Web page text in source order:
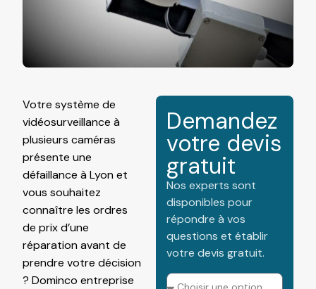
Votre système de
vidéosurveillance à
plusieurs caméras
présente une
défaillance à Lyon et
vous souhaitez
connaître les ordres
de prix d’une
réparation avant de
prendre votre décision
? Dominco entreprise
Demandez
votre devis
gratuit
Nos experts sont
disponibles pour
répondre à vos
questions et établir
votre devis gratuit.